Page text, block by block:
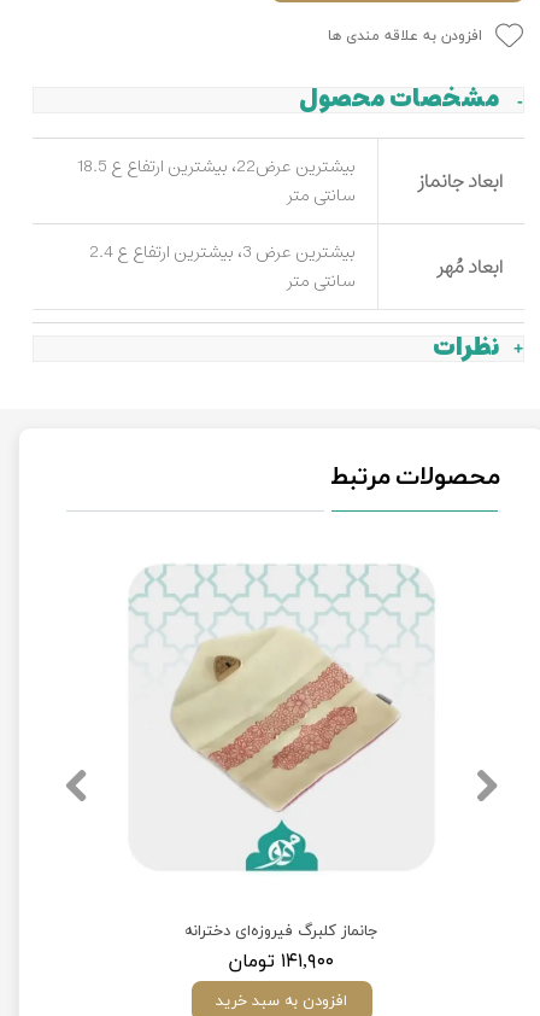
افزودن به علاقه مندی ها
مشخصات محصول
ابعاد جانماز
بیشترین عرض22، بیشترین ارتفاع ع 18.5
سانتی متر
ابعاد مُهر
بیشترین عرض 3، بیشترین ارتفاع ع 2.4
سانتی متر
نظرات
محصولات مرتبط
جانماز کلبرگ فیروزه‌ای دخترانه
۱۴۱,۹۰۰ تومان
افزودن به سبد خرید